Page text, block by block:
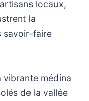
locaux,
la
savoir-faire
vibrante médina
de la vallée